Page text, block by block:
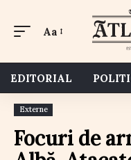
Aa
EDITORIAL
Externe
Focuri de